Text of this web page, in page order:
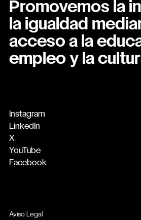
Promovemos la
la igualdad
acceso a la
empleo y la
Instagram
LinkedIn
X
YouTube
Facebook
Aviso Legal